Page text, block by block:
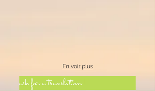
En voir plus
ask for a translation !